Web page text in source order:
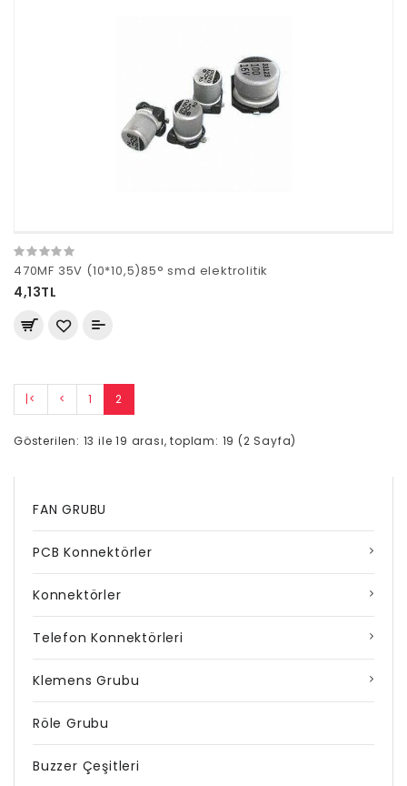
470MF 35V (10*10,5)85° smd elektrolitik
4,13TL
|< < 1 2
Gösterilen: 13 ile 19 arası, toplam: 19 (2 Sayfa)
FAN GRUBU
PCB Konnektörler
Konnektörler
Telefon Konnektörleri
Klemens Grubu
Röle Grubu
Buzzer Çeşitleri